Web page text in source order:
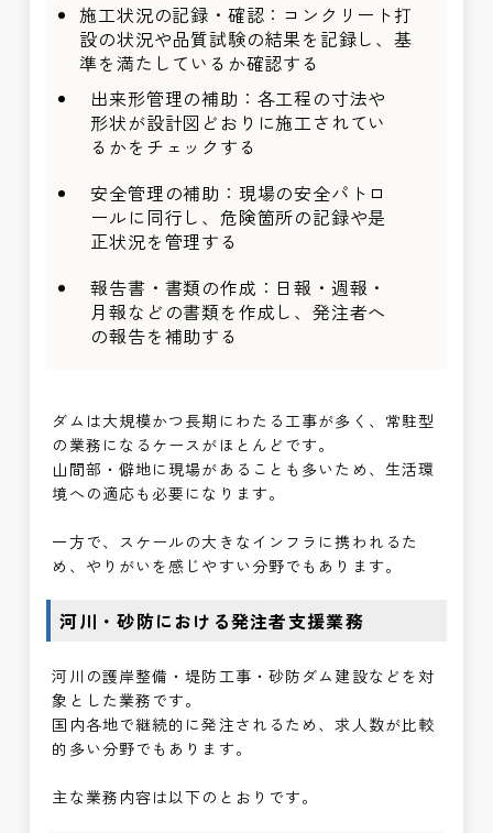
施工状況の記録・確認：コンクリート打
設の状況や品質試験の結果を記録し、基
準を満たしているか確認する
出来形管理の補助：各工程の寸法や
形状が設計図どおりに施工されてい
るかをチェックする
安全管理の補助：現場の安全パトロ
ールに同行し、危険箇所の記録や是
正状況を管理する
報告書・書類の作成：日報・週報・
月報などの書類を作成し、発注者へ
の報告を補助する
ダムは大規模かつ長期にわたる工事が多く、常駐型
の業務になるケースがほとんどです。
山間部・僻地に現場があることも多いため、生活環
境への適応も必要になります。
一方で、スケールの大きなインフラに携われるた
め、やりがいを感じやすい分野でもあります。
河川・砂防における発注者支援業務
河川の護岸整備・堤防工事・砂防ダム建設などを対
象とした業務です。
国内各地で継続的に発注されるため、求人数が比較
的多い分野でもあります。
主な業務内容は以下のとおりです。